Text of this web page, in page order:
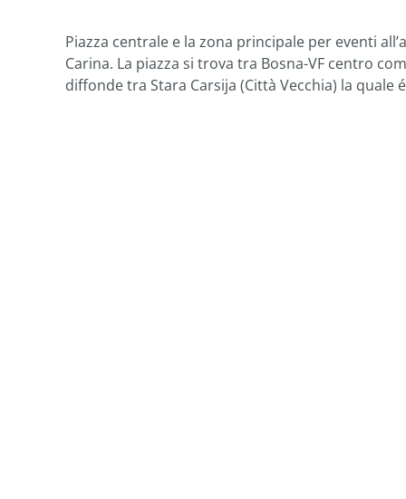
Piazza centrale e la zona principale per eventi
Carina. La piazza si trova tra Bosna-VF centro
diffonde tra Stara Carsija (Città Vecchia) la